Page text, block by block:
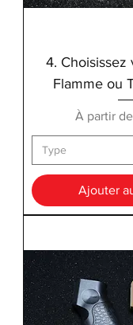
4. Choisissez
Flamme ou
À partir de
Prix
Ajouter